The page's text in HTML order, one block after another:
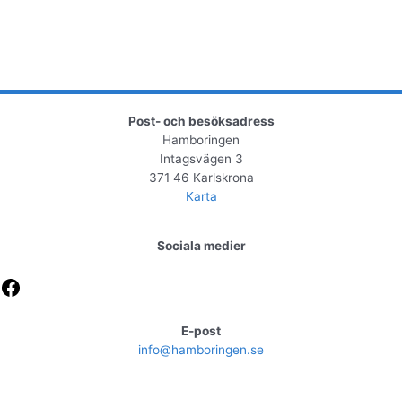
Post- och besöksadress
Hamboringen
Intagsvägen 3
371 46 Karlskrona
Karta
Sociala medier
E-post
info@hamboringen.se